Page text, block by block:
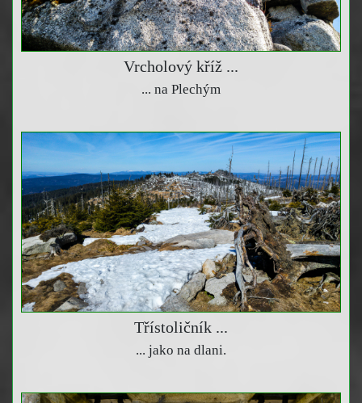
Vrcholový kříž ...
... na Plechým
Třístoličník ...
... jako na dlani.